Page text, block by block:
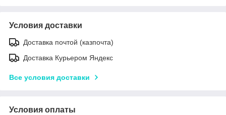
Условия доставки
Доставка почтой (казпочта)
Доставка Курьером Яндекс
Все условия доставки
Условия оплаты